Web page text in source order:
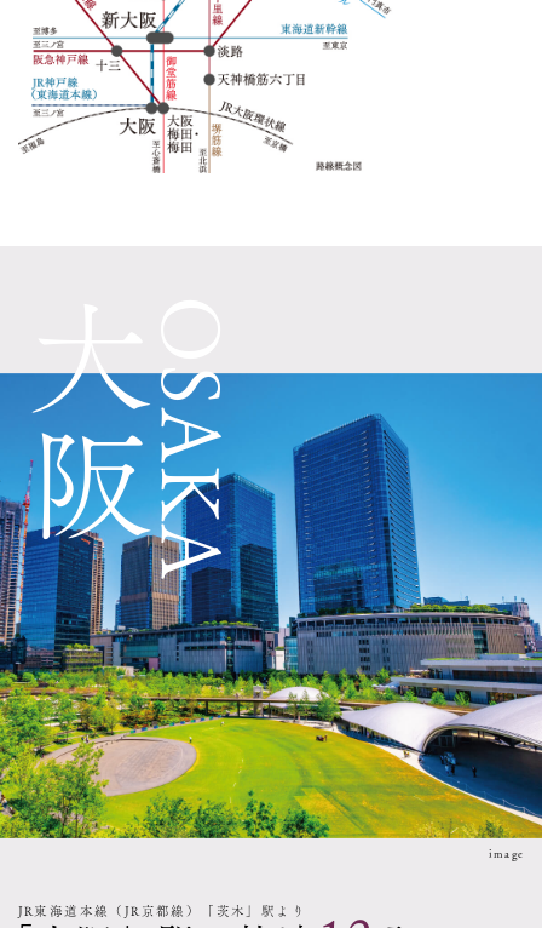
OSAKA
大阪
image
JR東海道本線（JR京都線）「茨木」駅より